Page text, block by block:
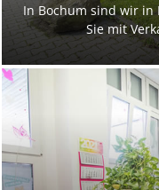
In Bochum sind wir in
Sie mit